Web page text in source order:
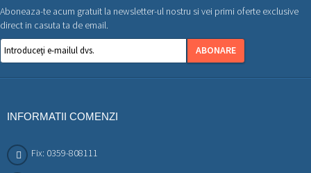
Aboneaza-te acum gratuit la newsletter-ul nostru si vei primi oferte exclusive
direct in casuta ta de email.
ABONARE
INFORMATII COMENZI
Fix: 0359-808111